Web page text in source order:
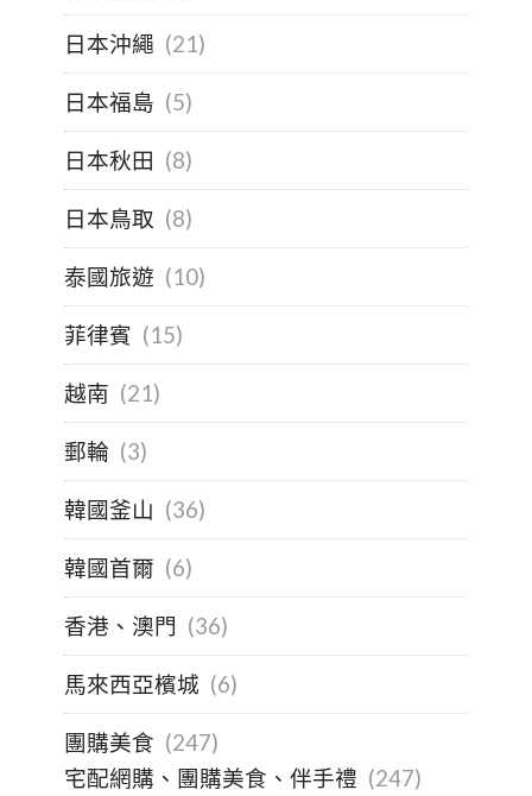
日本沖繩 (21)
日本福島 (5)
日本秋田 (8)
日本鳥取 (8)
泰國旅遊 (10)
菲律賓 (15)
越南 (21)
郵輪 (3)
韓國釜山 (36)
韓國首爾 (6)
香港、澳門 (36)
馬來西亞檳城 (6)
團購美食 (247)
宅配網購、團購美食、伴手禮 (247)